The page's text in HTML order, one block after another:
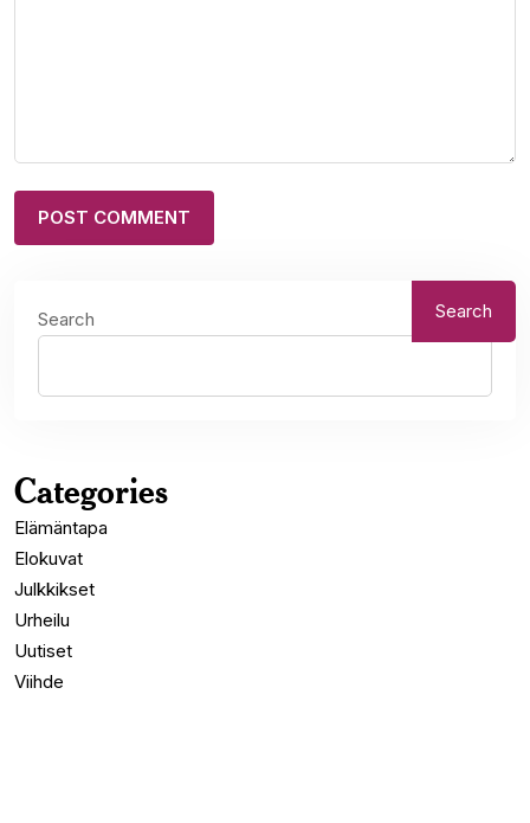
Search Search
Categories
Elämäntapa
Elokuvat
Julkkikset
Urheilu
Uutiset
Viihde